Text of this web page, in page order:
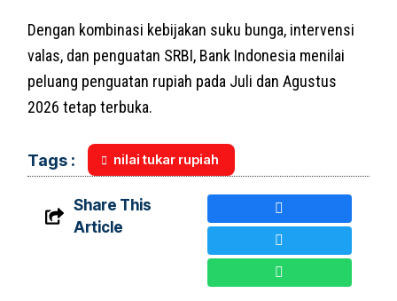
Dengan kombinasi kebijakan suku bunga, intervensi
valas, dan penguatan SRBI, Bank Indonesia menilai
peluang penguatan rupiah pada Juli dan Agustus
2026 tetap terbuka.
Tags : nilai tukar rupiah
Share This
Article